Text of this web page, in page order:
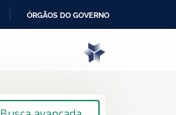
ÓRGÃOS DO GOVERNO